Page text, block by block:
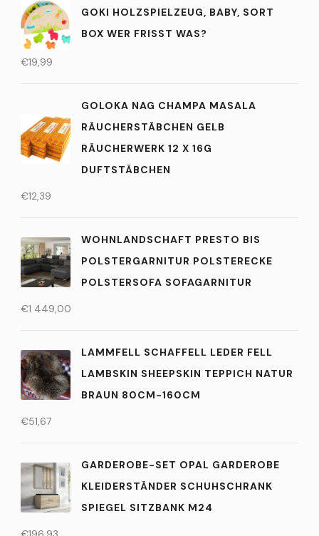
GOKI HOLZSPIELZEUG, BABY, SORT
BOX WER FRISST WAS?
€19,99
GOLOKA NAG CHAMPA MASALA
RÄUCHERSTÄBCHEN GELB
RÄUCHERWERK 12 X 16G
DUFTSTÄBCHEN
€12,39
WOHNLANDSCHAFT PRESTO BIS
POLSTERGARNITUR POLSTERECKE
POLSTERSOFA SOFAGARNITUR
€1 449,00
LAMMFELL SCHAFFELL LEDER FELL
LAMBSKIN SHEEPSKIN TEPPICH NATUR
BRAUN 80CM-160CM
€51,67
GARDEROBE-SET OPAL GARDEROBE
KLEIDERSTÄNDER SCHUHSCHRANK
SPIEGEL SITZBANK M24